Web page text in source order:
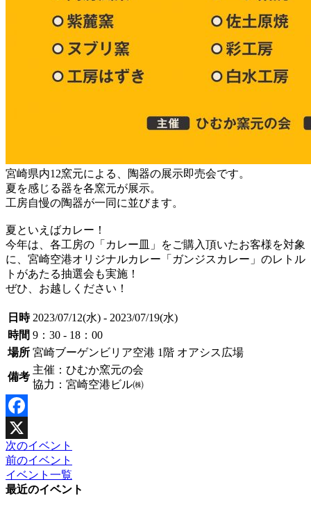
宮崎県内12窯元による、陶器の展示即売会です。
夏を感じる器を各窯元が展示。
工房自慢の陶器が一同に並びます。
夏といえばカレー！
今年は、各工房の「カレー皿」をご購入頂いたお客様を対象
に、宮崎空港オリジナルカレー「ガンジスカレー」のレトル
トがあたる抽選会も実施！
ぜひ、お越しください！
日時 2023/07/12(水) - 2023/07/19(水)
時間 9：30 - 18：00
場所 宮崎ブーゲンビリア空港 1階 オアシス広場
備考
主催：ひむか窯元の会
協力：宮崎空港ビル㈱
Facebook
X
次のイベント
前のイベント
イベント一覧
最近のイベント